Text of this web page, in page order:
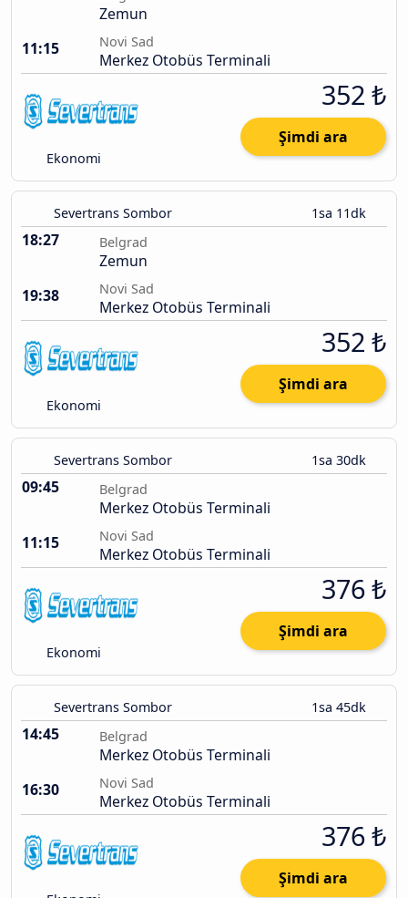
Zemun
11:15
Novi Sad
Merkez Otobüs Terminali
Ekonomi
352 ₺
Şimdi ara
Severtrans Sombor 1sa 11dk
18:27 Belgrad
Zemun
19:38
Novi Sad
Merkez Otobüs Terminali
Ekonomi
352 ₺
Şimdi ara
Severtrans Sombor 1sa 30dk
09:45 Belgrad
Merkez Otobüs Terminali
11:15
Novi Sad
Merkez Otobüs Terminali
Ekonomi
376 ₺
Şimdi ara
Severtrans Sombor 1sa 45dk
14:45 Belgrad
Merkez Otobüs Terminali
16:30
Novi Sad
Merkez Otobüs Terminali
376 ₺
Şimdi ara